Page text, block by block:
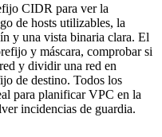
CIDR para ver la
de hosts utilizables, la
y una vista binaria clara. El
y máscara, comprobar si
y dividir una red en
de destino. Todos los
para planificar VPC en la
incidencias de guardia.